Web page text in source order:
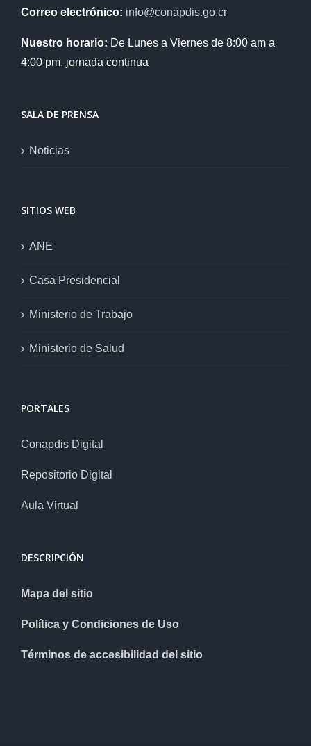
Correo electrónico: info@conapdis.go.cr
Nuestro horario: De Lunes a Viernes de 8:00 am a
4:00 pm, jornada continua
SALA DE PRENSA
Noticias
SITIOS WEB
ANE
Casa Presidencial
Ministerio de Trabajo
Ministerio de Salud
PORTALES
Conapdis Digital
Repositorio Digital
Aula Virtual
DESCRIPCIÓN
Mapa del sitio
Política y Condiciones de Uso
Términos de accesibilidad del sitio